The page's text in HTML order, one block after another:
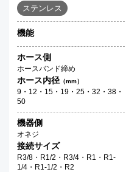
ステンレス
機能
ホース側
ホースバンド締め
ホース内径（mm）
9・12・15・19・25・32・38・
50
機器側
オネジ
接続サイズ
R3/8・R1/2・R3/4・R1・R1-
1/4・R1-1/2・R2